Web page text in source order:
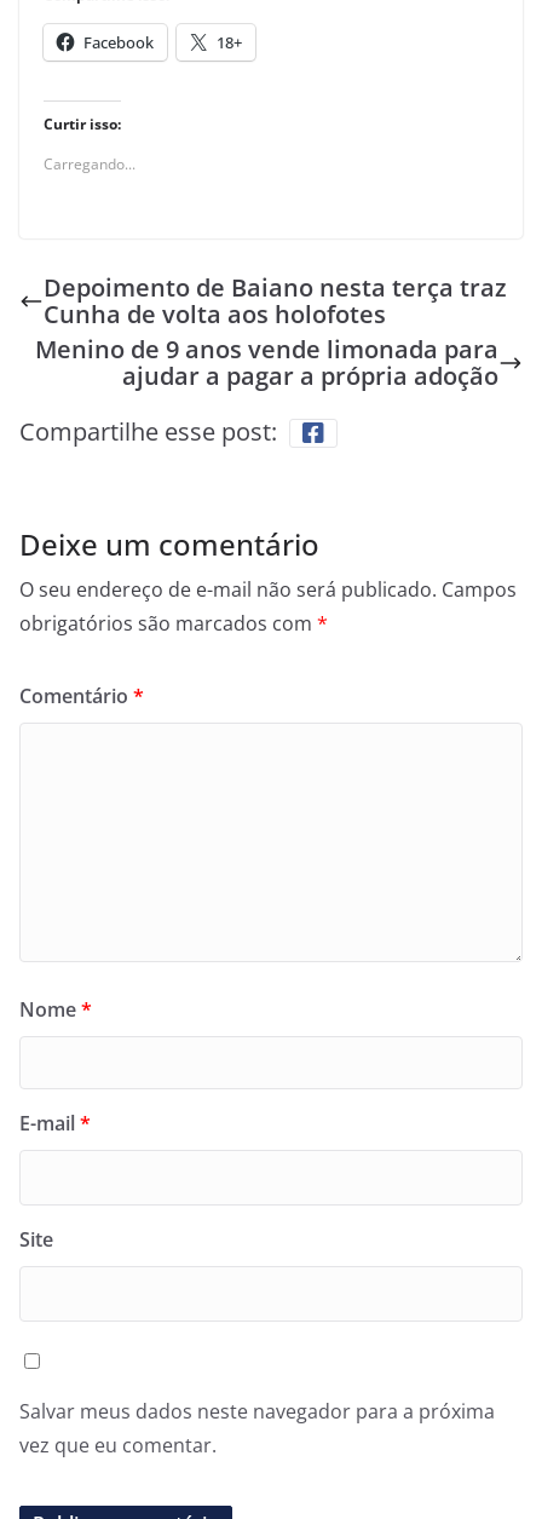
Facebook 18+
Curtir isso:
Carregando...
Depoimento de Baiano nesta terça traz
Cunha de volta aos holofotes
Menino de 9 anos vende limonada para
ajudar a pagar a própria adoção
Compartilhe esse post:
Deixe um comentário
O seu endereço de e-mail não será publicado. Campos
obrigatórios são marcados com *
Comentário *
Nome*
E-mail*
Site
Salvar meus dados neste navegador para a próxima
vez que eu comentar.